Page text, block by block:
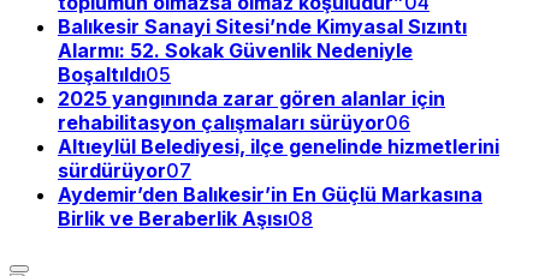
Balıkesir Sanayi Sitesi’nde Kimyasal Sızıntı
Alarmı: 52. Sokak Güvenlik Nedeniyle
Boşaltıldı05
2025 yangınında zarar gören alanlar için
rehabilitasyon çalışmaları sürüyor06
Altıeylül Belediyesi, ilçe genelinde hizmetlerini
sürdürüyor07
Aydemir’den Balıkesir’in En Güçlü Markasına
Birlik ve Beraberlik Aşısı08